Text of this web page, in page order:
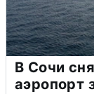
В Сочи
аэропорт